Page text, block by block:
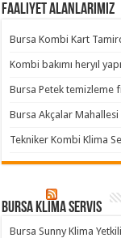
Faaliyet Alanlarımız
Bursa Kombi Kart
Kombi bakımı heryıl
Bursa Petek temizleme
Bursa Akçalar
Tekniker Kombi Klima
Bursa klima servis
Bursa Sunny Klima